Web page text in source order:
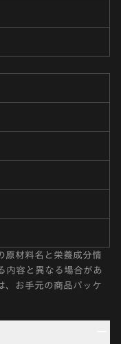
原材料名と栄養成分情
内容と異なる場合があ
、お手元の商品パッケ